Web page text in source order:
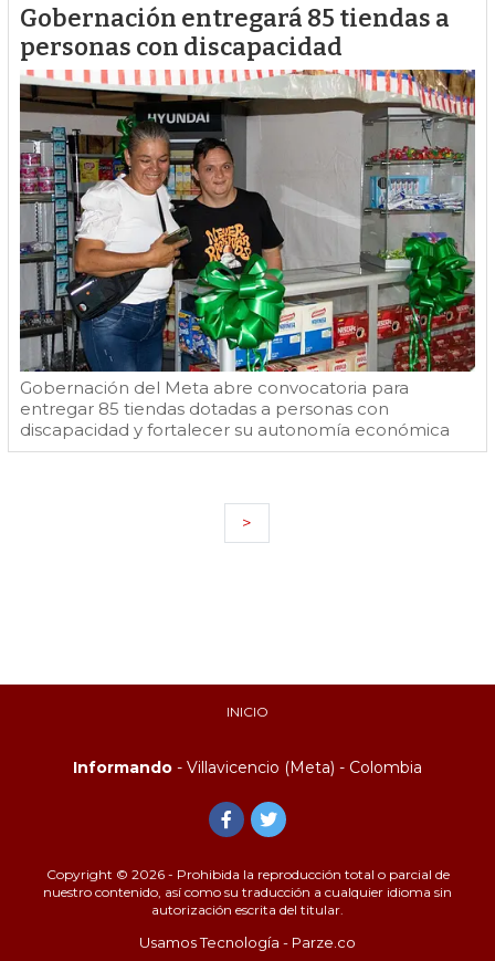
Gobernación entregará 85 tiendas a
personas con discapacidad
Gobernación del Meta abre convocatoria para
entregar 85 tiendas dotadas a personas con
discapacidad y fortalecer su autonomía económica
>
INICIO
Informando - Villavicencio (Meta) - Colombia
Copyright © 2026 - Prohibida la reproducción total o parcial de
nuestro contenido, así como su traducción a cualquier idioma sin
autorización escrita del titular.
Usamos Tecnología - Parze.co